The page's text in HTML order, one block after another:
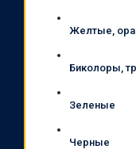
Желтые,
Биколоры,
Зеленые
Черные